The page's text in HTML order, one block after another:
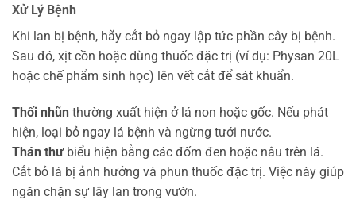
Xử Lý Bệnh
Khi lan bị bệnh, hãy cắt bỏ ngay lập tức phần cây bị bệnh.
Sau đó, xịt cồn hoặc dùng thuốc đặc trị (ví dụ: Physan 20L
hoặc chế phẩm sinh học) lên vết cắt để sát khuẩn.
Thối nhũn thường xuất hiện ở lá non hoặc gốc. Nếu phát
hiện, loại bỏ ngay lá bệnh và ngừng tưới nước.
Thán thưbiểu hiện bằng các đốm đen hoặc nâu trên lá.
Cắt bỏ lá bị ảnh hưởng và phun thuốc đặc trị. Việc này giúp
ngăn chặn sự lây lan trong vườn.